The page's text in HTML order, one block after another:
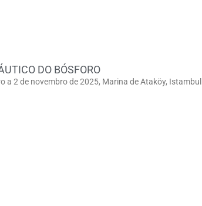
DO BÓSFORO
a 2 de novembro de 2025, Marina de Ataköy, Istambul